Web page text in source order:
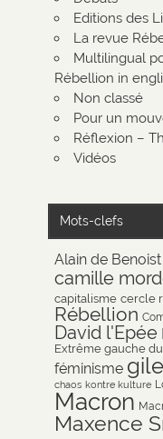
Editions des
La revue
Multilingual
Rébellion in
Non classé
Pour un
Réflexion –
Vidéos
Mots-clefs
Alain de Benoist
camille
capitalisme cercle
Rébellion
David l'Epée
Extrême gauche
féminisme
chaos kontre kulture
Macron
Maxence